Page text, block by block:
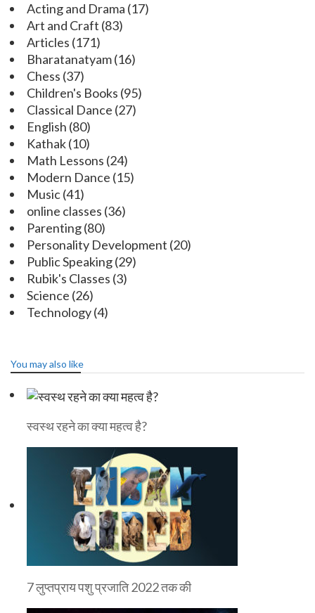
Acting and Drama (17)
Art and Craft (83)
Articles (171)
Bharatanatyam(16)
Chess (37)
Children's Books (95)
Classical Dance (27)
English (80)
Kathak(10)
Math Lessons (24)
Modern Dance (15)
Music(41)
online classes (36)
Parenting(80)
Personality Development (20)
Public Speaking(29)
Rubik's Classes (3)
Science (26)
Technology(4)
You may also like
स्वस्थ रहने का क्या महत्व है?
7 लुप्तप्राय पशु प्रजाति 2022 तक की